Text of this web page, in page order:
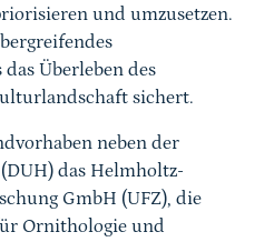
und umzusetzen.
Überleben des
sichert.
neben der
das Helmholtz-
GmbH (UFZ), die
Ornithologie und